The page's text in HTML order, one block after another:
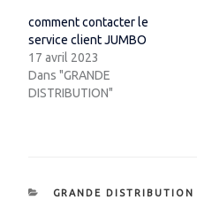
comment contacter le
service client JUMBO
17 avril 2023
Dans "GRANDE
DISTRIBUTION"
CATÉGORIES
GRANDE DISTRIBUTION